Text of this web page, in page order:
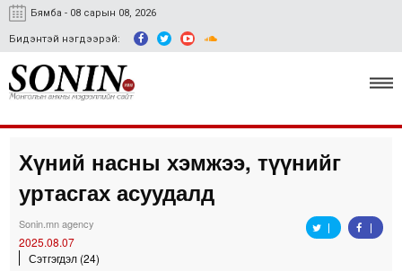
Бямба - 08 сарын 08, 2026
Бидэнтэй нэгдээрэй:
Улс төр, эдийн засаг
Гэмт хэрэг
Хүний насны хэмжээ, түүнийг
уртасгах асуудалд
Sonin.mn agency
2025.08.07
Сэтгэгдэл (24)